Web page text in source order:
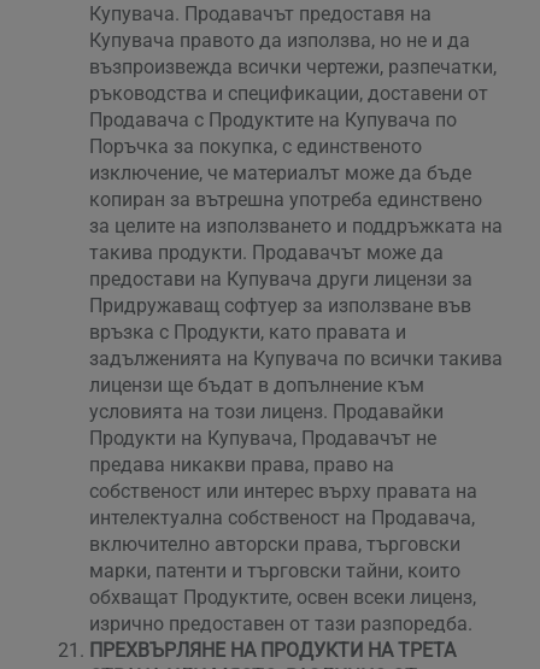
Купувача. Продавачът предоставя на
Купувача правото да използва, но не и да
възпроизвежда всички чертежи, разпечатки,
ръководства и спецификации, доставени от
Продавача с Продуктите на Купувача по
Поръчка за покупка, с единственото
изключение, че материалът може да бъде
копиран за вътрешна употреба единствено
за целите на използването и поддръжката на
такива продукти. Продавачът може да
предостави на Купувача други лицензи за
Придружаващ софтуер за използване във
връзка с Продукти, като правата и
задълженията на Купувача по всички такива
лицензи ще бъдат в допълнение към
условията на този лиценз. Продавайки
Продукти на Купувача, Продавачът не
предава никакви права, право на
собственост или интерес върху правата на
интелектуална собственост на Продавача,
включително авторски права, търговски
марки, патенти и търговски тайни, които
обхващат Продуктите, освен всеки лиценз,
изрично предоставен от тази разпоредба.
ПРЕХВЪРЛЯНЕ НА ПРОДУКТИ НА ТРЕТА